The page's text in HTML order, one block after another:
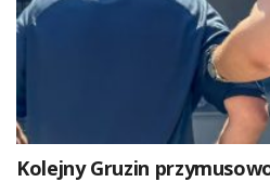
Kolejny Gruzin